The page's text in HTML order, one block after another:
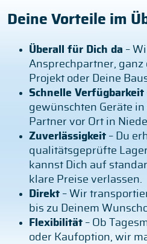
Deine Vorteile im
Überall für Dich da –
Ansprechpartner, ganz
Projekt oder Deine
Schnelle Verfügbarkeit
gewünschten Geräte
Partner vor Ort in
Zuverlässigkeit – Du
qualitätsgeprüfte
kannst Dich auf
klare Preise verlassen.
Direkt – Wir
bis zu Deinem
Flexibilität – Ob
oder Kaufoption, wir